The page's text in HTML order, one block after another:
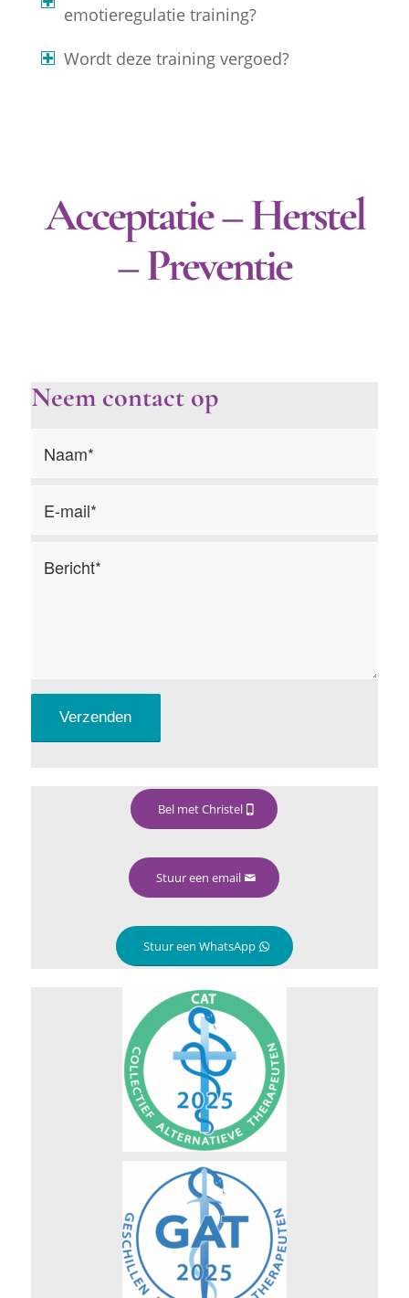
emotieregulatie training?
Wordt deze training vergoed?
Acceptatie – Herstel
– Preventie
Neem contact op
Bel met Christel
Stuur een email
Stuur een WhatsApp